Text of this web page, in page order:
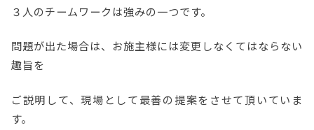
３人のチームワークは強みの一つです。
問題が出た場合は、お施主様には変更しなくてはならない
趣旨を
ご説明して、現場として最善の提案をさせて頂いていま
す。